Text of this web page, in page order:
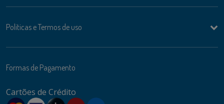
Politicas e Termos de uso
Formas de Pagamento
Cartões de Crédito